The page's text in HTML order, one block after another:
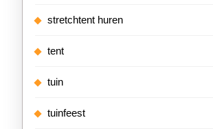
stretchtent huren
tent
tuin
tuinfeest